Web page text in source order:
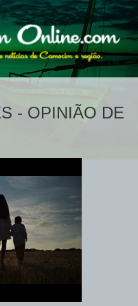
- OPINIÃO DE